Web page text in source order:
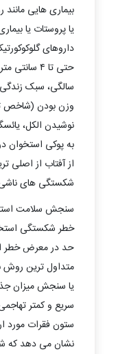
بیماری هایی مانند
یا پروستات یا
داروهای
سالگی، سبک زندگی
نوشیدن الکل،
به پوکی استخوان
از آفتاب از اصلی
شکستگی های ناشی
سنجش سلامت
خطر شکستگی
حد در معرض خطر
متداول ترین روش
یا سنجش میزان
سریع و کمتر
ستون فقرات مورد
نشان می دهد که شما